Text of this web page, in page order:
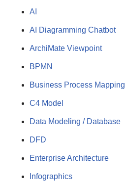
AI
AI Diagramming Chatbot
ArchiMate Viewpoint
BPMN
Business Process Mapping
C4 Model
Data Modeling / Database
DFD
Enterprise Architecture
Infographics